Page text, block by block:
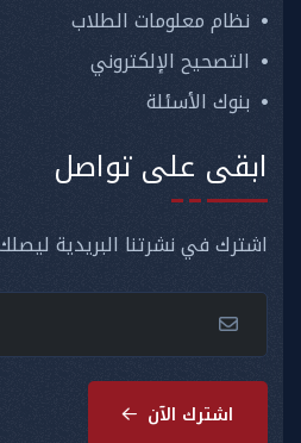
نظام معلومات الطلاب
التصحيح الإلكتروني
بنوك الأسئلة
ابقى على تواصل
اشترك في نشرتنا البريدية
اشترك الآن